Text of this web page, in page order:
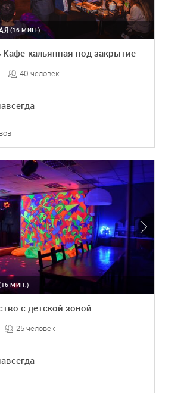
(16 МИН.)
Кафе-кальянная под закрытие
40 человек
МИН.)
с детской зоной
25 человек